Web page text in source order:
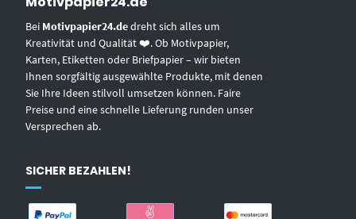
Bei Motivpapier24.dedreht sich alles um
Kreativität und Qualität ❤️. Ob Motivpapier,
Karten, Etiketten oder Briefpapier – wir bieten
Ihnen sorgfältig ausgewählte Produkte, mit denen
Sie Ihre Ideen stilvoll umsetzen können. Faire
Preise und eine schnelle Lieferung runden unser
Versprechen ab.
SICHER BEZAHLEN!